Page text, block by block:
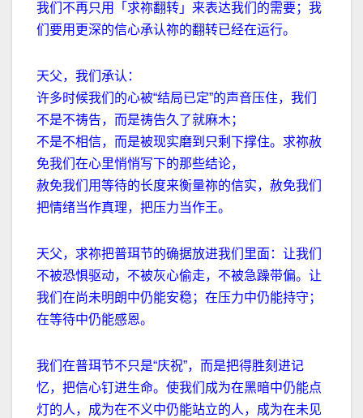
我们不再只用「求祢翻转」来表达我们的需要；我
们要用更深的信心承认祢的翻转已经在运行。
天父，我们承认：
许多时候我们的心被“结局已定”的声音压住，我们
不是不祷告，而是祷告久了就麻木；
不是不相信，而是被现实磨到只剩下撑住。求祢赦
免我们在心里悄悄写下的那些结论，
赦免我们用等待的长度来衡量祢的信实，赦免我们
把情绪当作真理，把压力当作王。
天父，求祢把普珥节的确据放进我们里面：让我们
不被恐惧驱动，不被灰心偷走，不被急躁带偏。让
我们在尚未明朗中仍能安稳；在压力中仍能持守；
在等待中仍能感恩。
我们在普珥节不只是“庆祝”，而是把得胜刻进记
忆，把信心钉进生命。使我们成为在黑暗中仍能点
灯的人，成为在不义中仍能站立的人，成为在未见